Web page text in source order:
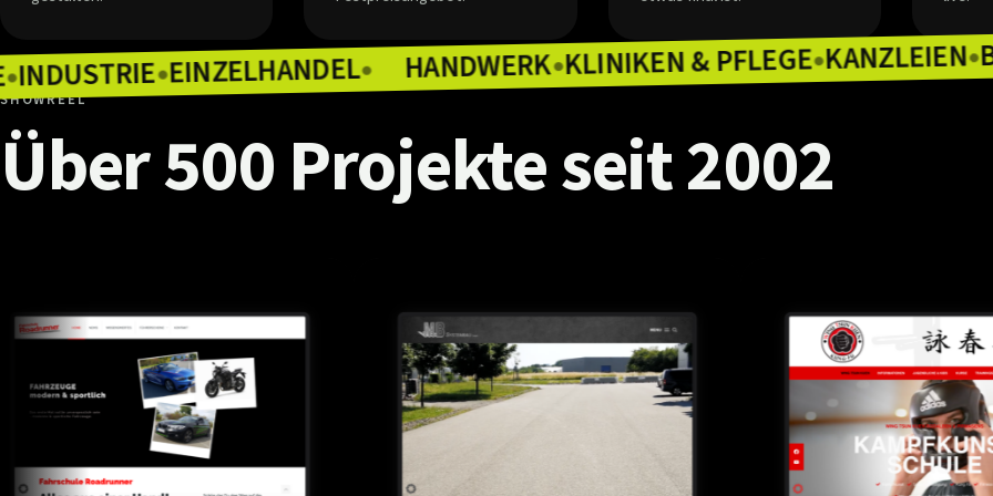
●INDUSTRIE●EINZELHANDEL● HANDWERK●KLINIKEN & PFLEGE●
SHOWREEL
Über500Projekteseit2002